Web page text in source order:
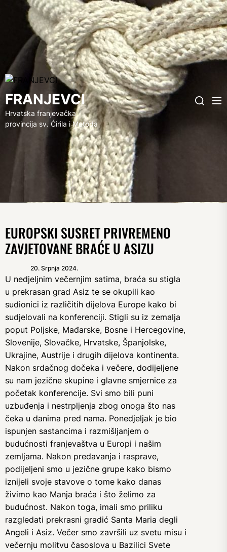
FRANJEVCI
FRANJEVCI
Hrvatska franjevačka
provincija sv. Ćirila i Metoda
Search
EUROPSKI SUSRET PRIVREMENO
ZAVJETOVANE BRAĆE U ASIZU
20. Srpnja 2024.
U nedjeljnim večernjim satima, braća su stigla
u prekrasan grad Asiz te se okupili kao
sudionici iz različitih dijelova Europe kako bi
sudjelovali na konferenciji. Stigli su iz zemalja
poput Poljske, Mađarske, Bosne i Hercegovine,
Slovenije, Slovačke, Hrvatske, Španjolske,
Ukrajine, Austrije i drugih dijelova kontinenta.
Nakon srdačnog dočeka i večere, dodijeljene
su nam jezične skupine i glavne smjernice za
početak konferencije. Svi smo bili puni
uzbuđenja i nestrpljenja zbog onoga što nas
čeka u danima pred nama. Ponedjeljak je bio
ispunjen sastancima i razmišljanjem o
budućnosti franjevaštva u Europi i našim
zemljama. Nakon predavanja i rasprave,
podijeljeni smo u jezične grupe kako bismo
iznijeli svoje stavove o tome kako danas
živimo kao Manja braća i što želimo za
budućnost. Nakon toga, imali smo priliku
razgledati prekrasni gradić Santa Maria degli
Angeli i Asiz. Večer smo završili uz svetu misu i
večernju molitvu časoslova u Bazilici Svete